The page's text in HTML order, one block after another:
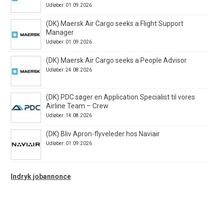
Udløber: 01.09.2026
(DK) Maersk Air Cargo seeks a Flight Support
Manager
Udløber: 01.09.2026
(DK) Maersk Air Cargo seeks a People Advisor
Udløber: 24.08.2026
(DK) PDC søger en Application Specialist til vores
Airline Team – Crew
Udløber: 14.08.2026
(DK) Bliv Apron-flyveleder hos Naviair
Udløber: 01.09.2026
Indryk jobannonce